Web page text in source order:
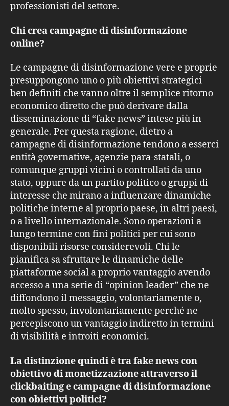
professionisti del settore.
Chi crea campagne di disinformazione
online?
Le campagne di disinformazione vere e proprie
presuppongono uno o più obiettivi strategici
ben definiti che vanno oltre il semplice ritorno
economico diretto che può derivare dalla
disseminazione di “fake news” intese più in
generale. Per questa ragione, dietro a
campagne di disinformazione tendono a esserci
entità governative, agenzie para-statali, o
comunque gruppi vicini o controllati da uno
stato, oppure da un partito politico o gruppi di
interesse che mirano a influenzare dinamiche
politiche interne al proprio paese, in altri paesi,
o a livello internazionale. Sono operazioni a
lungo termine con fini politici per cui sono
disponibili risorse considerevoli. Chi le
pianifica sa sfruttare le dinamiche delle
piattaforme social a proprio vantaggio avendo
accesso a una serie di “opinion leader” che ne
diffondono il messaggio, volontariamente o,
molto spesso, involontariamente perché ne
percepiscono un vantaggio indiretto in termini
di visibilità e introiti economici.
La distinzione quindi è tra fake news con
obiettivo di monetizzazione attraverso il
clickbaiting e campagne di disinformazione
con obiettivi politici?